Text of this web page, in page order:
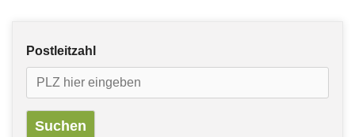
Postleitzahl